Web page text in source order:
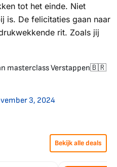
tot het einde. Niet
is. De felicitaties gaan naar
rit. Zoals jij
masterclass Verstappen🇧🇷
3, 2024
Bekijk alle deals